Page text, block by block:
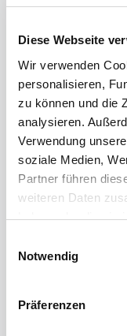
Diese Webseite
Wir verwenden
personalisieren,
zu können und die
analysieren.
Verwendung
soziale Medien,
Partner führen
weiteren Daten
haben oder die sie
Notwendig
Präferenzen
Täglich von
Zum
Wir freuen
Zum
Aktuelle
Auf der Seite